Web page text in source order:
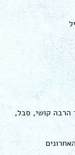
הרבה קושי, סבל,